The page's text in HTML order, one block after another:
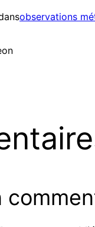
observations